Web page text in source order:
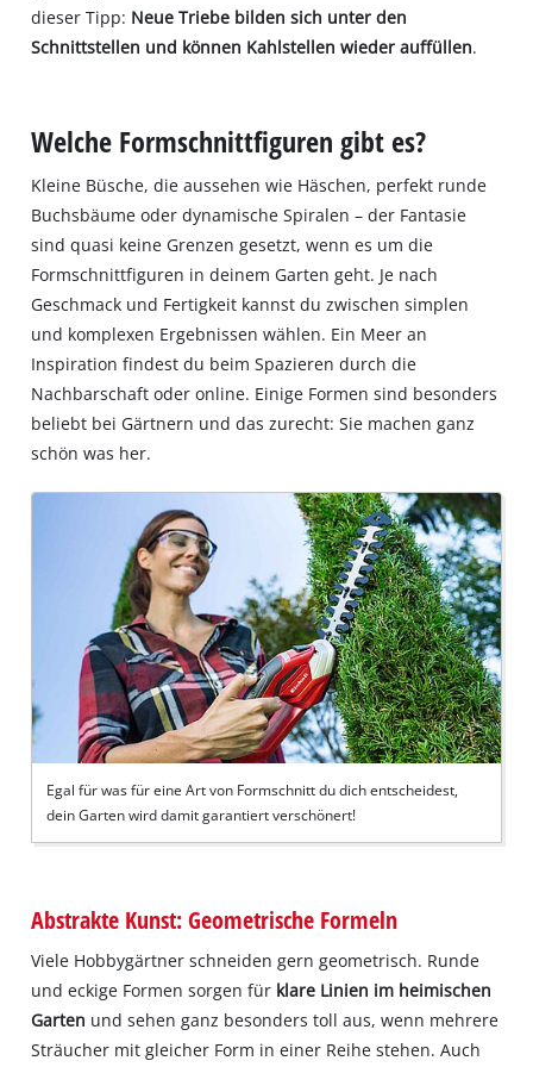
dieser Tipp: Neue Triebe bilden sich unter den
Schnittstellen und können Kahlstellen wieder auffüllen.
Welche Formschnittfiguren gibt es?
Kleine Büsche, die aussehen wie Häschen, perfekt runde
Buchsbäume oder dynamische Spiralen – der Fantasie
sind quasi keine Grenzen gesetzt, wenn es um die
Formschnittfiguren in deinem Garten geht. Je nach
Geschmack und Fertigkeit kannst du zwischen simplen
und komplexen Ergebnissen wählen. Ein Meer an
Inspiration findest du beim Spazieren durch die
Nachbarschaft oder online. Einige Formen sind besonders
beliebt bei Gärtnern und das zurecht: Sie machen ganz
schön was her.
Egal für was für eine Art von Formschnitt du dich entscheidest,
dein Garten wird damit garantiert verschönert!
Abstrakte Kunst: Geometrische Formeln
Viele Hobbygärtner schneiden gern geometrisch. Runde
und eckige Formen sorgen für klare Linien im heimischen
Garten und sehen ganz besonders toll aus, wenn mehrere
Sträucher mit gleicher Form in einer Reihe stehen. Auch